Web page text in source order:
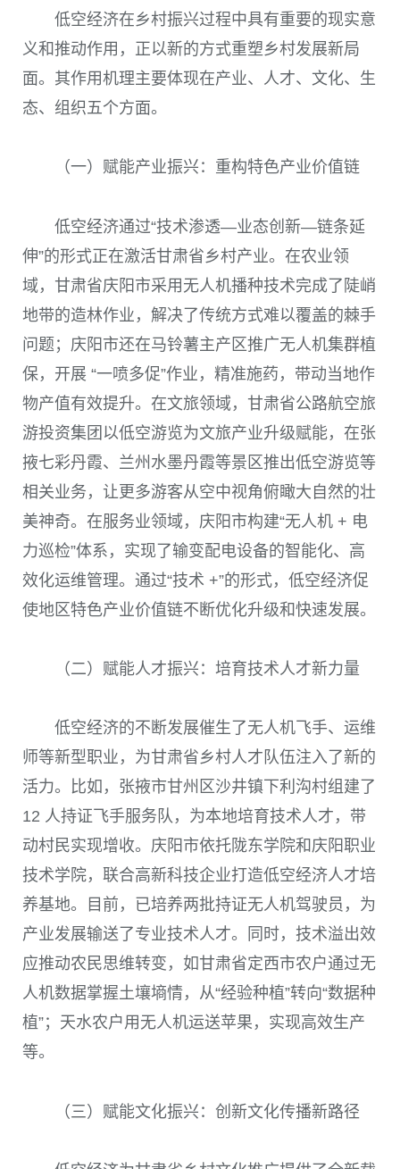
低空经济在乡村振兴过程中具有重要的现实意
义和推动作用，正以新的方式重塑乡村发展新局
面。其作用机理主要体现在产业、人才、文化、生
态、组织五个方面。
（一）赋能产业振兴：重构特色产业价值链
低空经济通过“技术渗透—业态创新—链条延
伸”的形式正在激活甘肃省乡村产业。在农业领
域，甘肃省庆阳市采用无人机播种技术完成了陡峭
地带的造林作业，解决了传统方式难以覆盖的棘手
问题；庆阳市还在马铃薯主产区推广无人机集群植
保，开展 “一喷多促”作业，精准施药，带动当地作
物产值有效提升。在文旅领域，甘肃省公路航空旅
游投资集团以低空游览为文旅产业升级赋能，在张
掖七彩丹霞、兰州水墨丹霞等景区推出低空游览等
相关业务，让更多游客从空中视角俯瞰大自然的壮
美神奇。在服务业领域，庆阳市构建“无人机 + 电
力巡检”体系，实现了输变配电设备的智能化、高
效化运维管理。通过“技术 +”的形式，低空经济促
使地区特色产业价值链不断优化升级和快速发展。
（二）赋能人才振兴：培育技术人才新力量
低空经济的不断发展催生了无人机飞手、运维
师等新型职业，为甘肃省乡村人才队伍注入了新的
活力。比如，张掖市甘州区沙井镇下利沟村组建了
12 人持证飞手服务队，为本地培育技术人才，带
动村民实现增收。庆阳市依托陇东学院和庆阳职业
技术学院，联合高新科技企业打造低空经济人才培
养基地。目前，已培养两批持证无人机驾驶员，为
产业发展输送了专业技术人才。同时，技术溢出效
应推动农民思维转变，如甘肃省定西市农户通过无
人机数据掌握土壤墒情，从“经验种植”转向“数据种
植”；天水农户用无人机运送苹果，实现高效生产
等。
（三）赋能文化振兴：创新文化传播新路径